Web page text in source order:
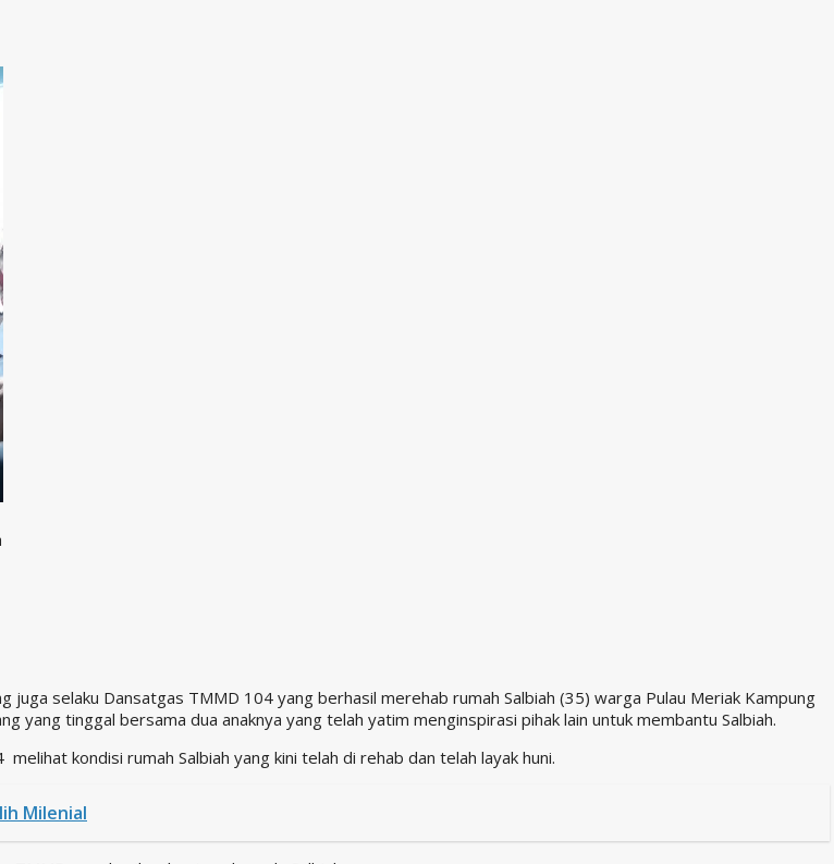
selaku Dansatgas TMMD 104 yang berhasil merehab rumah Salbiah (35) warga Pulau Meriak Kampung
yang tinggal bersama dua anaknya yang telah yatim menginspirasi pihak lain untuk membantu Salbiah.
kondisi rumah Salbiah yang kini telah di rehab dan telah layak huni.
Milenial